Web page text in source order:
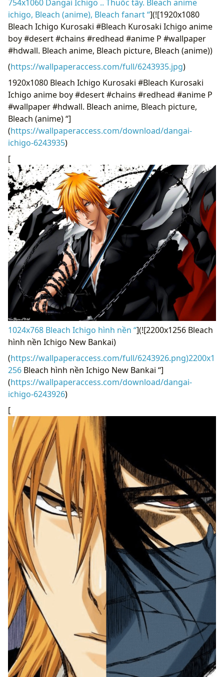
754x1060 Dangai Ichigo .. Thuốc tẩy. Bleach anime
ichigo, Bleach (anime), Bleach fanart “](![1920x1080
Bleach Ichigo Kurosaki #Bleach Kurosaki Ichigo anime
boy #desert #chains #redhead #anime P #wallpaper
#hdwall. Bleach anime, Bleach picture, Bleach (anime))
(https://wallpaperaccess.com/full/6243935.jpg)
1920x1080 Bleach Ichigo Kurosaki #Bleach Kurosaki
Ichigo anime boy #desert #chains #redhead #anime P
#wallpaper #hdwall. Bleach anime, Bleach picture,
Bleach (anime) “]
(https://wallpaperaccess.com/download/dangai-
ichigo-6243935)
[
1024x768 Bleach Ichigo hình nền “](![2200x1256 Bleach
hình nền Ichigo New Bankai)
(https://wallpaperaccess.com/full/6243926.png)2200x1
256 Bleach hình nền Ichigo New Bankai “]
(https://wallpaperaccess.com/download/dangai-
ichigo-6243926)
[